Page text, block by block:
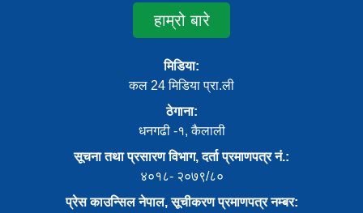
हाम्रो बारे
मिडिया:
कल 24 मिडिया प्रा.ली
ठेगाना:
धनगढी -१, कैलाली
सूचना तथा प्रसारण विभाग, दर्ता प्रमाणपत्र नं.:
४०१८- २०७९/८०
प्रेस काउन्सिल नेपाल, सूचीकरण प्रमाणपत्र नम्बर: